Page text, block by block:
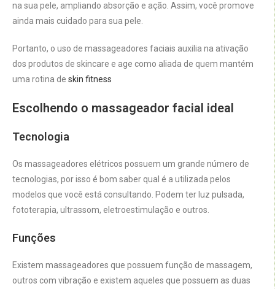
na sua pele, ampliando absorção e ação. Assim, você promove
ainda mais cuidado para sua pele.
Portanto, o uso de massageadores faciais auxilia na ativação
dos produtos de skincare e age como aliada de quem mantém
uma rotina de skin fitness
Escolhendo o massageador facial ideal
Tecnologia
Os massageadores elétricos possuem um grande número de
tecnologias, por isso é bom saber qual é a utilizada pelos
modelos que você está consultando. Podem ter luz pulsada,
fototerapia, ultrassom, eletroestimulação e outros.
Funções
Existem massageadores que possuem função de massagem,
outros com vibração e existem aqueles que possuem as duas